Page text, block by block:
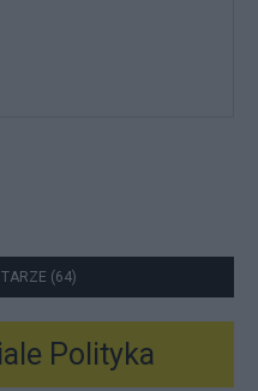
(64)
Polityka